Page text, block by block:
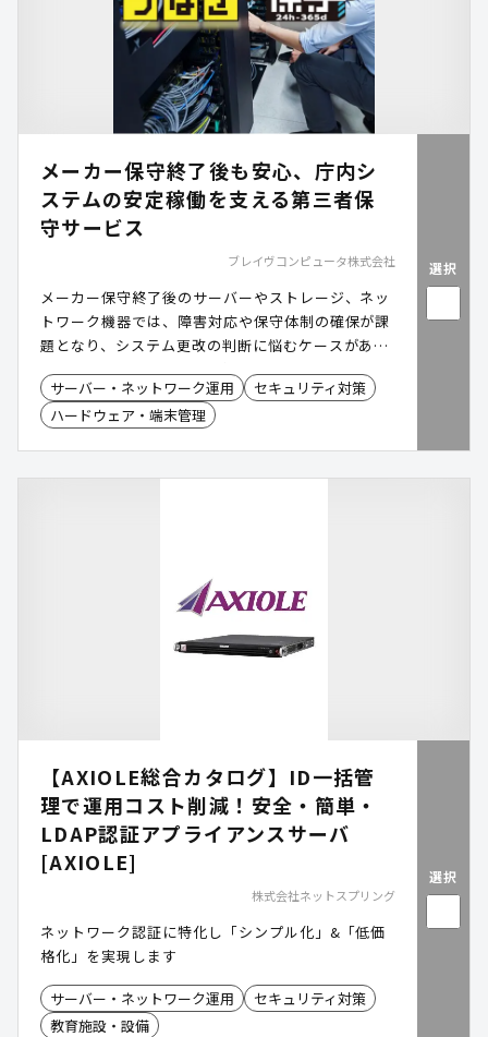
メーカー保守終了後も安心、庁内シ
ステムの安定稼働を支える第三者保
守サービス
ブレイヴコンピュータ株式会社
メーカー保守終了後のサーバーやストレージ、ネッ
トワーク機器では、障害対応や保守体制の確保が課
題となり、システム更改の判断に悩むケースがあり
ます。一方で、予算や運用状況を踏まえると、利用
可能な機器を継続活用したいというニーズも少なく
ありません。「つなぎ保守®」は、メーカー保守終
サーバー・ネットワーク運用
セキュリティ対策
ハードウェア・端末管理
選択
【AXIOLE総合カタログ】ID一括管
理で運用コスト削減！安全・簡単・
LDAP認証アプライアンスサーバ
[AXIOLE]
株式会社ネットスプリング
ネットワーク認証に特化し「シンプル化」&「低価
格化」を実現します
サーバー・ネットワーク運用
セキュリティ対策
教育施設・設備
選択